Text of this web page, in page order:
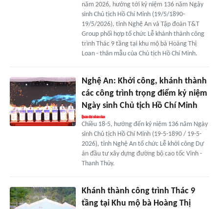
năm 2026, hướng tới kỷ niệm 136 năm Ngày
sinh Chủ tịch Hồ Chí Minh (19/5/1890-
19/5/2026), tỉnh Nghệ An và Tập đoàn T&T
Group phối hợp tổ chức Lễ khánh thành công
trình Thác 9 tầng tại khu mộ bà Hoàng Thị
Loan - thân mẫu của Chủ tịch Hồ Chí Minh.
Nghệ An: Khởi công, khánh thành
các công trình trọng điểm kỷ niệm
Ngày sinh Chủ tịch Hồ Chí Minh
Chiều 18-5, hướng đến kỷ niệm 136 năm Ngày
sinh Chủ tịch Hồ Chí Minh (19-5-1890 / 19-5-
2026), tỉnh Nghệ An tổ chức Lễ khởi công Dự
án đầu tư xây dựng đường bộ cao tốc Vinh -
Thanh Thủy.
Khánh thành công trình Thác 9
tầng tại Khu mộ bà Hoàng Thị